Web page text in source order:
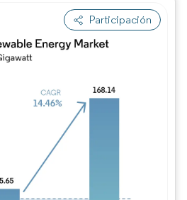
Participación
Imagen © Mordor Intelligence. El uso